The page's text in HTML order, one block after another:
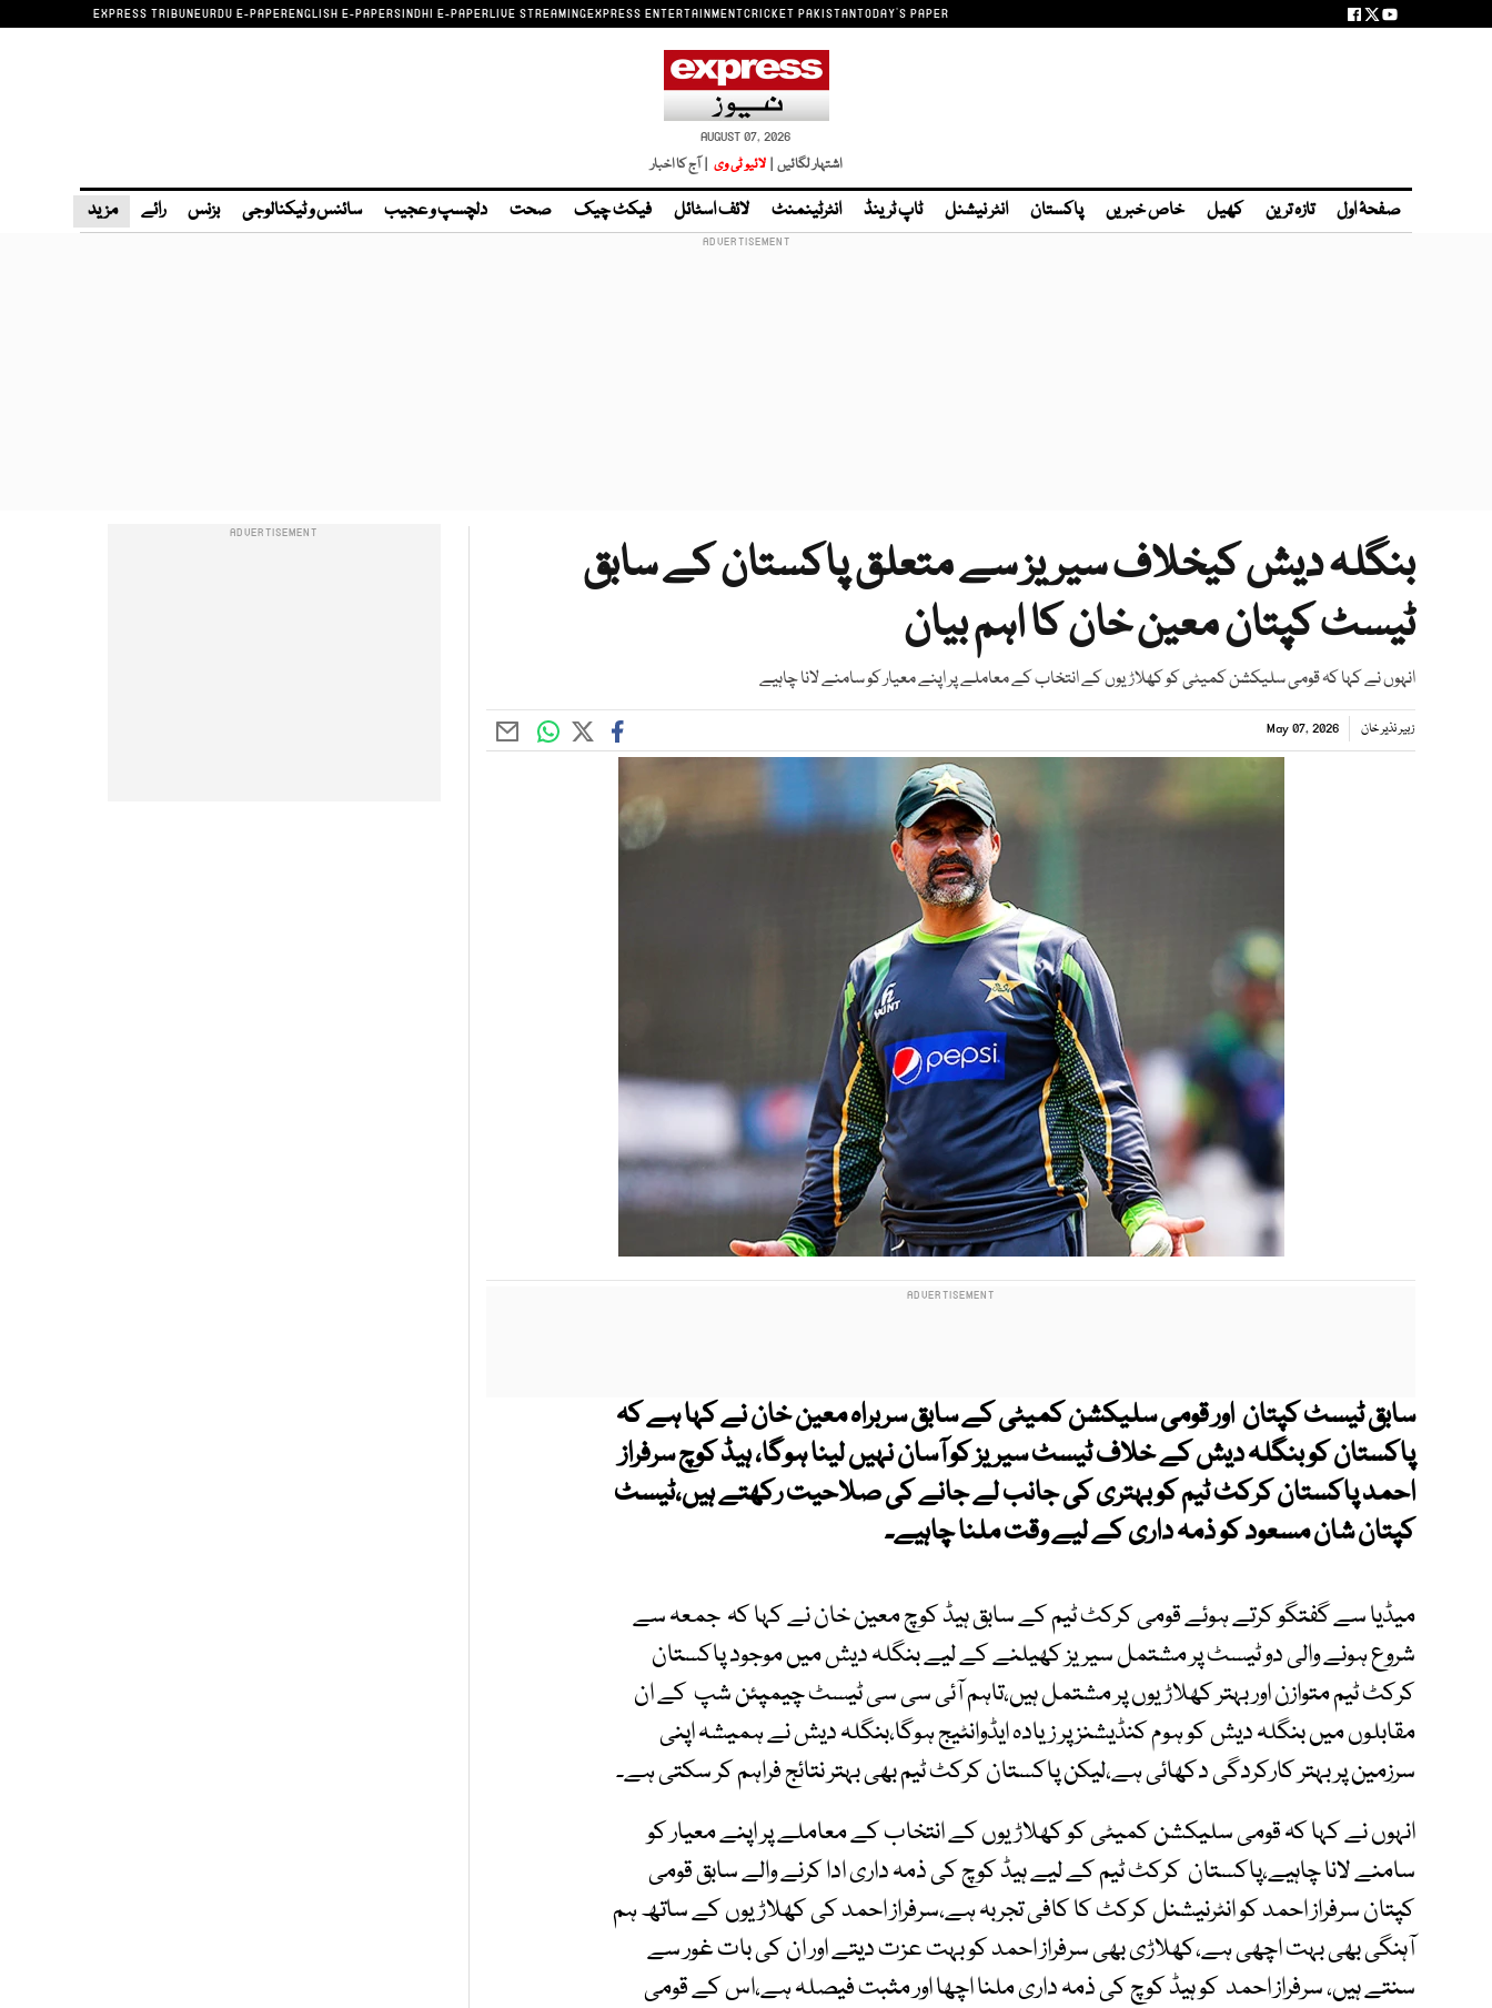
EXPRESS TRIBUNEURDU E-PAPERENGLISH E-PAPERSINDHI E-PAPERLIVE STREAMINGEXPRESS ENTERTAINMENTCRICKET PAKISTANTODAY'S PAPER
AUGUST 07, 2026
اشتہار لگائیں | لائیو ٹی وی | آج کا اخبار
صفحۂ اول تازہ ترین کھیل خاص خبریں پاکستان انٹر نیشنل ٹاپ ٹرینڈ انٹرٹینمنٹ لائف اسٹائل فیکٹ چیک صحت دلچسپ و عجیب سائنس و ٹیکنالوجی بزنس رائے مزید
بنگلہ دیش کیخلاف سیریز سے متعلق پاکستان کے سابق
ٹیسٹ کپتان معین خان کا اہم بیان
انہوں نے کہا کہ قومی سلیکشن کمیٹی کو کھلاڑیوں کے انتخاب کے معاملے پر اپنے معیار کو سامنے لانا چاہیے
زبیر نذیر خان May 07, 2026
سابق ٹیسٹ کپتان اور قومی سلیکشن کمیٹی کے سابق سربراہ معین خان نے کہا ہے کہ
پاکستان کو بنگلہ دیش کے خلاف ٹیسٹ سیریز کو آسان نہیں لینا ہوگا، ہیڈ کوچ سرفراز
احمد پاکستان کرکٹ ٹیم کو بہتری کی جانب لے جانے کی صلاحیت رکھتے ہیں،ٹیسٹ
کپتان شان مسعود کو ذمہ داری کے لیے وقت ملنا چاہیے۔
میڈیا سے گفتگو کرتے ہوئے قومی کرکٹ ٹیم کے سابق ہیڈ کوچ معین خان نے کہا کہ جمعہ سے
شروع ہونے والی دو ٹیسٹ پر مشتمل سیریز کھیلنے کے لیے بنگلہ دیش میں موجود پاکستان
کرکٹ ٹیم متوازن اور بہتر کھلاڑیوں پر مشتمل ہیں،تاہم آئی سی سی ٹیسٹ چیمپئن شپ کے ان
مقابلوں میں بنگلہ دیش کو ہوم کنڈیشنز پر زیادہ ایڈوانٹیج ہوگا،بنگلہ دیش نے ہمیشہ اپنی
سرزمین پر بہتر کارکردگی دکھائی ہے،لیکن پاکستان کرکٹ ٹیم بھی بہتر نتائج فراہم کر سکتی ہے۔
انہوں نے کہا کہ قومی سلیکشن کمیٹی کو کھلاڑیوں کے انتخاب کے معاملے پر اپنے معیار کو
سامنے لانا چاہیے،پاکستان کرکٹ ٹیم کے لیے ہیڈ کوچ کی ذمہ داری ادا کرنے والے سابق قومی
کپتان سرفراز احمد کو انٹرنیشنل کرکٹ کا کافی تجربہ ہے،سرفراز احمد کی کھلاڑیوں کے ساتھ ہم
آہنگی بھی بہت اچھی ہے،کھلاڑی بھی سرفراز احمد کو بہت عزت دیتے اور ان کی بات غور سے
سنتے ہیں، سرفراز احمد کو ہیڈ کوچ کی ذمہ داری ملنا اچھا اور مثبت فیصلہ ہے،اس کے قومی